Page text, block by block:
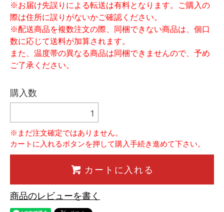
※お届け先誤りによる転送は有料となります。ご購入の
際は住所に誤りがないかご確認ください。
※配送商品を複数注文の際、同梱できない商品は、個口
数に応じて送料が加算されます。
また、温度帯の異なる商品は同梱できませんので、予め
ご了承ください。
購入数
※まだ注文確定ではありません。
カートに入れるボタンを押して購入手続き進めて下さい。
カートに入れる
商品のレビューを書く